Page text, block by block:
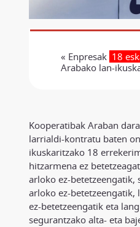
« Enpresak 18
Arabako lan-
Kooperatibak Araban
larrialdi-kontratu baten
ikuskaritzako 18
hitzarmena ez
arloko ez-betetzeengatik,
arloko ez-
ez-betetzeengatik eta
segurantzako alta- eta